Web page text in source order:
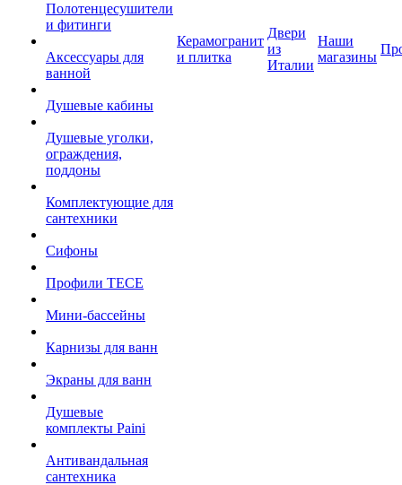
Полотенцесушители
и фитинги
Аксессуары для
ванной
Душевые кабины
Душевые уголки,
ограждения,
поддоны
Комплектующие для
сантехники
Сифоны
Профили TECE
Мини-бассейны
Карнизы для ванн
Экраны для ванн
Душевые
комплекты Paini
Антивандальная
сантехника
Керамогранит
и плитка
Двери
из
Италии
Наши
магазины